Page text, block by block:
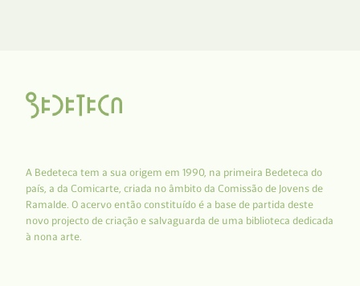
A Bedeteca tem a sua origem em 1990, na primeira Bedeteca do
país, a da Comicarte, criada no âmbito da Comissão de Jovens de
Ramalde. O acervo então constituído é a base de partida deste
novo projecto de criação e salvaguarda de uma biblioteca dedicada
à nona arte.